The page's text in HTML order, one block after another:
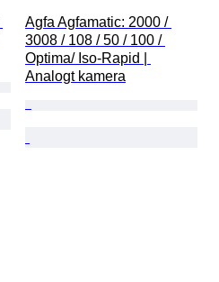
Agfa Agfamatic: 2000 /
3008 / 108 / 50 / 100 /
Optima/ Iso-Rapid |
Analogt kamera